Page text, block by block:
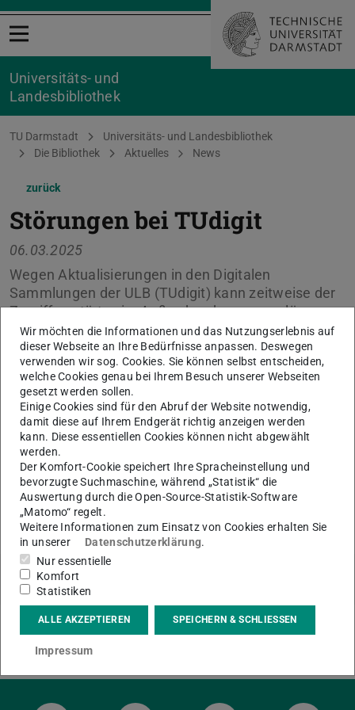
Menü öffnen
Universitäts- und
Landesbibliothek
Sie befinden sich hier:
TU Darmstadt
Universitäts- und Landesbibliothek
Die Bibliothek
Aktuelles News
zurück
Störungen bei TUdigit
06.03.2025
Wegen Aktualisierungen in den Digitalen
Sammlungen der ULB (TUdigit) kann zeitweise der
Zugriff gestört sein. Außerdem kann es zu längeren
Antwortzeiten bei der Recherche kommen. Die
Arbeiten dauern mehrere Tage. Wir bitten um
Geduld und Ihr Verständnis.
KONTAKT
Wir möchten die Informationen und das Nutzungserlebnis auf
dieser Webseite an Ihre Bedürfnisse anpassen. Deswegen
verwenden wir sog. Cookies. Sie können selbst entscheiden,
welche Cookies genau bei Ihrem Besuch unserer Webseiten
gesetzt werden sollen.
Einige Cookies sind für den Abruf der Website notwendig,
damit diese auf Ihrem Endgerät richtig anzeigen werden
kann. Diese essentiellen Cookies können nicht abgewählt
werden.
Der Komfort-Cookie speichert Ihre Spracheinstellung und
bevorzugte Suchmaschine, während „Statistik“ die
Auswertung durch die Open-Source-Statistik-Software
„Matomo“ regelt.
Weitere Informationen zum Einsatz von Cookies erhalten Sie
in unserer
Datenschutzerklärung.
Nur essentielle
Komfort
Statistiken
ALLE AKZEPTIEREN SPEICHERN & SCHLIESSEN
Impressum